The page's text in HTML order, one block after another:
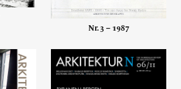
Nr. 3 – 1987